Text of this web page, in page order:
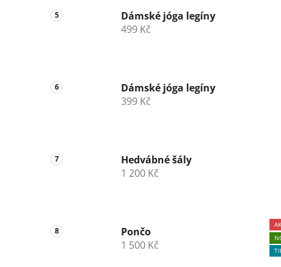
Dámské jóga legíny
499 Kč
Dámské jóga legíny
399 Kč
Hedvábné šály
1 200 Kč
Pončo
1 500 Kč